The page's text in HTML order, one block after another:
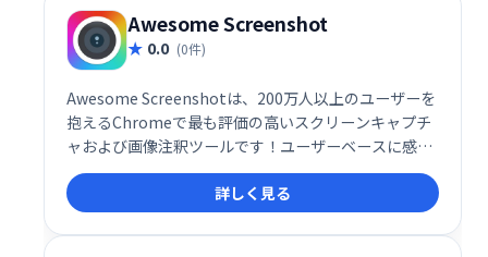
Awesome Screenshot
0.0 (0件)
Awesome Screenshotは、200万人以上のユーザーを
抱えるChromeで最も評価の高いスクリーンキャプチ
ャおよび画像注釈ツールです！ユーザーベースに感謝
する方法として、アプリ内購入は提供しなくなりまし
た。以前のプレミアム機能は完全に無料になりまし
た。
詳しく見る